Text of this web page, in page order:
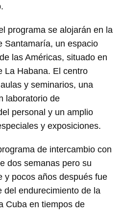
programa se alojarán en la
Santamaría, un espacio
las Américas, situado en
La Habana. El centro
y seminarios, una
laboratorio de
personal y un amplio
y exposiciones.
de intercambio con
dos semanas pero su
y pocos años después fue
del endurecimiento de la
Cuba en tiempos de